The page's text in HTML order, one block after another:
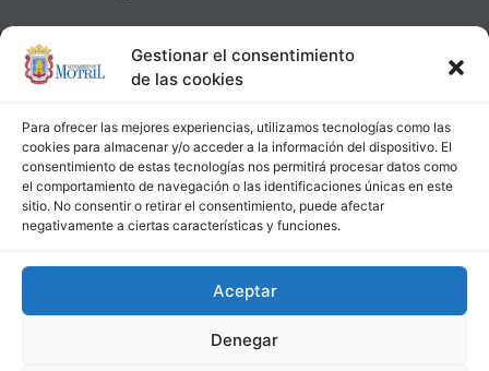
Gestionar el consentimiento
de las cookies
Para ofrecer las mejores experiencias, utilizamos tecnologías como las
cookies para almacenar y/o acceder a la información del dispositivo. El
consentimiento de estas tecnologías nos permitirá procesar datos como
el comportamiento de navegación o las identificaciones únicas en este
sitio. No consentir o retirar el consentimiento, puede afectar
negativamente a ciertas características y funciones.
Aceptar
Denegar
Ayuntamiento de Motril, Plaza de España, 1, 18600, Motril,
(Granada), CIF: P1814200J, DIR3: L01181400